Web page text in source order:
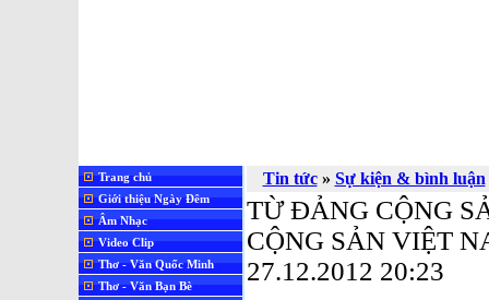
Trang chủ
Giới thiệu Ngày Đêm
Âm Nhạc
Video Clip
Thơ - Văn Quốc Minh
Thơ - Văn Bạn Bè
Tin tức» Sự kiện & bình luận
TỪ ĐẢNG CỘNG
CỘNG SẢN VIỆT
27.12.2012 20:23